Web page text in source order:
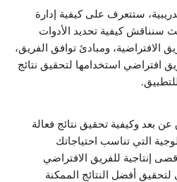
ستتعرف على كيفية إدارة
سنناقش كيفية تحديد الأدوات
الافتراضية، ومبادئ توافق الفريق،
افتراضي استخدامها لتحقيق نتائج
بعد وكيفية تحقيق نتائج فعالة
التي تناسب احتياجاتك
إنتاجية للفريق الافتراضي
أفضل النتائج الممكنة